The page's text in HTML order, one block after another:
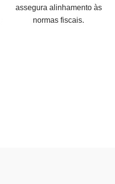
assegura alinhamento às
normas fiscais.